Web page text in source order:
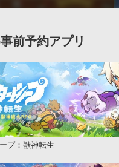
前予約アプリ
プ：獣神転生